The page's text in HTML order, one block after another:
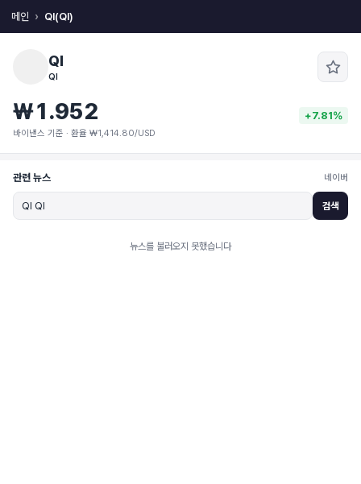
메인 QI(QI)
QI
QI
₩1.952 +7.81%
바이낸스 기준 · 환율 ₩1,414.80/USD
관련 뉴스 네이버
검색
뉴스를 불러오지 못했습니다